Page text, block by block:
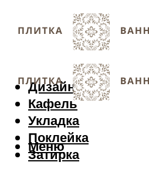
Дизайн
Кафель
Укладка
Поклейка
Затирка
Меню